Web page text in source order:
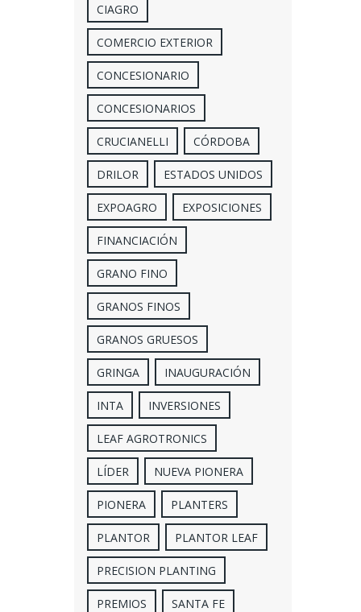
CIAGRO
COMERCIO EXTERIOR
CONCESIONARIO
CONCESIONARIOS
CRUCIANELLI CÓRDOBA
DRILOR ESTADOS UNIDOS
EXPOAGRO EXPOSICIONES
FINANCIACIÓN
GRANO FINO
GRANOS FINOS
GRANOS GRUESOS
GRINGA INAUGURACIÓN
INTA INVERSIONES
LEAF AGROTRONICS
LÍDER NUEVA PIONERA
PIONERA PLANTERS
PLANTOR PLANTOR LEAF
PRECISION PLANTING
PREMIOS SANTA FE